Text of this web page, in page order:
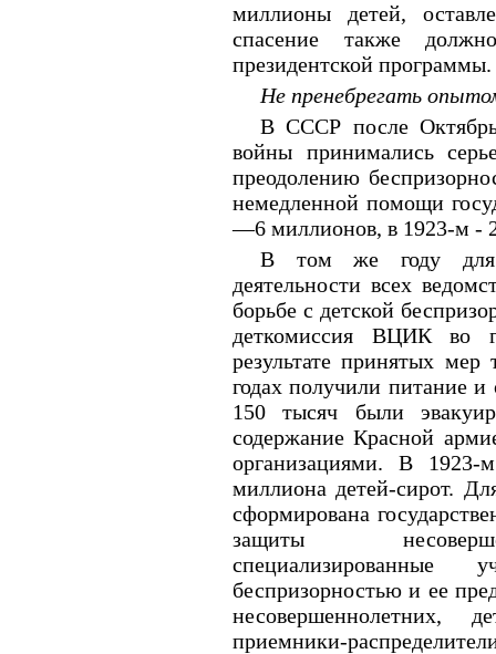
миллионы детей,
спасение также
президентской программы.
Не пренебрегать
В СССР после
войны принимались
преодолению
немедленной помощи
—6 миллионов, в 1923-м -
В том же году для
деятельности всех
борьбе с детской
деткомиссия ВЦИК во
результате принятых
годах получили питание
150 тысяч были
содержание Красной
организациями. В
миллиона детей-сирот.
сформирована
защиты
беспризорностью и ее
несовершеннолетних,
приемники-